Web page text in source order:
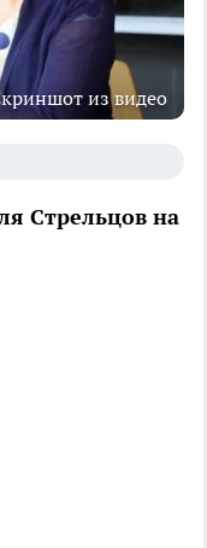
из видео
Стрельцов на